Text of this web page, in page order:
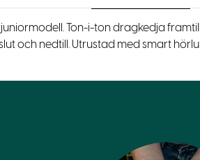
Ton-i-ton dragkedja
och nedtill. Utrustad med smart